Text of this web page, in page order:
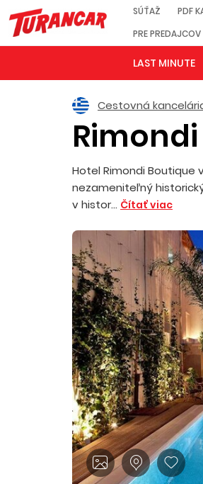
SÚŤAŽ PDF
PRE PREDAJCOV
LAST MINUTE
Cestovná
Hotel Rimondi Boutique
nezameniteľný
v histor... Čítať viac